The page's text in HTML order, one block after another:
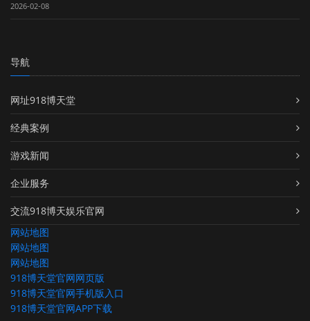
2026-02-08
导航
网址918博天堂
经典案例
游戏新闻
企业服务
交流918博天娱乐官网
网站地图
网站地图
网站地图
918博天堂官网网页版
918博天堂官网手机版入口
918博天堂官网APP下载